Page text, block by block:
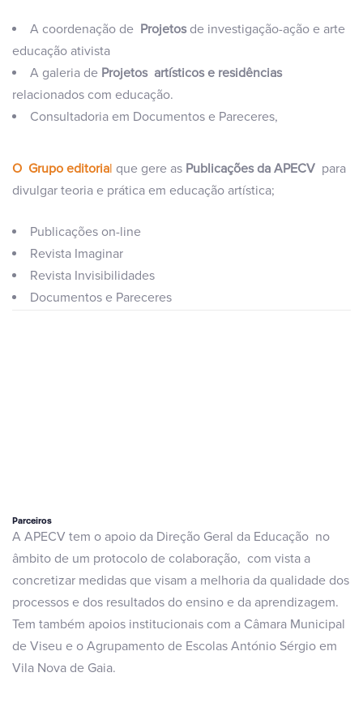
A coordenação de Projetosde investigação-ação e arte
educação ativista
A galeria de Projetos artísticos e residências
relacionados com educação.
Consultadoria em Documentos e Pareceres,
O Grupo editorial que gere as Publicações da APECV para
divulgar teoria e prática em educação artística;
Publicações on-line
Revista Imaginar
Revista Invisibilidades
Documentos e Pareceres
Parceiros
A APECV tem o apoio da Direção Geral da Educação no
âmbito de um protocolo de colaboração, com vista a
concretizar medidas que visam a melhoria da qualidade dos
processos e dos resultados do ensino e da aprendizagem.
Tem também apoios institucionais com a Câmara Municipal
de Viseu e o Agrupamento de Escolas António Sérgio em
Vila Nova de Gaia.